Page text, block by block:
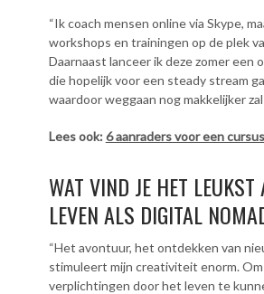
“Ik coach mensen online via Skype,
workshops en trainingen op de plek
Daarnaast lanceer ik deze zomer een
die hopelijk voor een steady stream
waardoor weggaan nog makkelijker zal
Lees ook:6 aanraders voor een
WAT VIND JE HET LEUKST
LEVEN ALS DIGITAL
“Het avontuur, het ontdekken van
stimuleert mijn creativiteit enorm.
verplichtingen door het leven te